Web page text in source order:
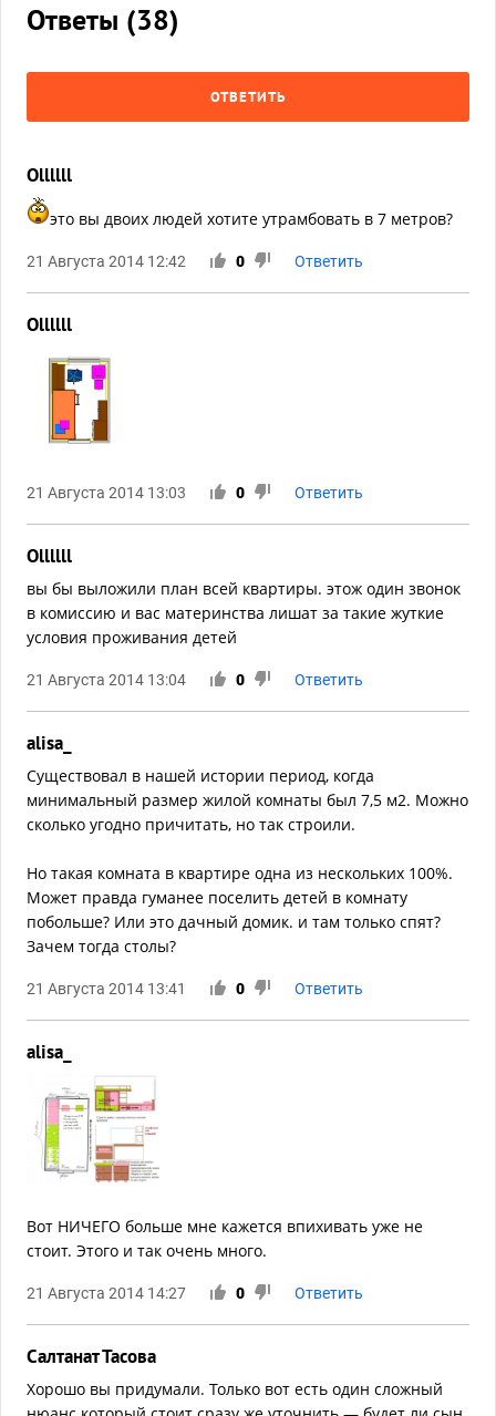
Ответы (38)
ОТВЕТИТЬ
Ollllll
это вы двоих людей хотите утрамбовать в 7 метров?
21 Августа 2014 12:42 0 Ответить
Ollllll
21 Августа 2014 13:03 0 Ответить
Ollllll
вы бы выложили план всей квартиры. этож один звонок
в комиссию и вас материнства лишат за такие жуткие
условия проживания детей
21 Августа 2014 13:04 0 Ответить
alisa_
Существовал в нашей истории период, когда
минимальный размер жилой комнаты был 7,5 м2. Можно
сколько угодно причитать, но так строили.
Но такая комната в квартире одна из нескольких 100%.
Может правда гуманее поселить детей в комнату
побольше? Или это дачный домик. и там только спят?
Зачем тогда столы?
21 Августа 2014 13:41 0 Ответить
alisa_
Вот НИЧЕГО больше мне кажется впихивать уже не
стоит. Этого и так очень много.
21 Августа 2014 14:27 0 Ответить
Салтанат Тасова
Хорошо вы придумали. Только вот есть один сложный